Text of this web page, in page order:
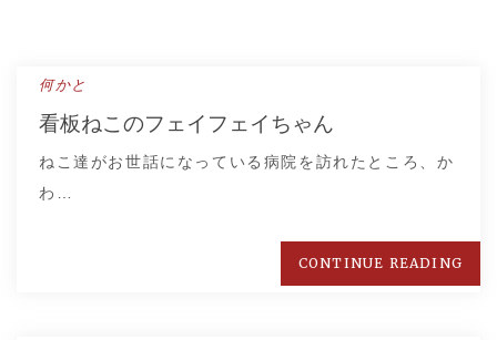
何かと
看板ねこのフェイフェイちゃん
ねこ達がお世話になっている病院を訪れたところ、か
わ…
CONTINUE READING